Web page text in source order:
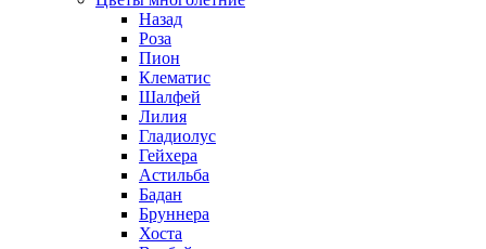
Назад
Роза
Пион
Клематис
Шалфей
Лилия
Гладиолус
Гейхера
Астильба
Бадан
Бруннера
Хоста